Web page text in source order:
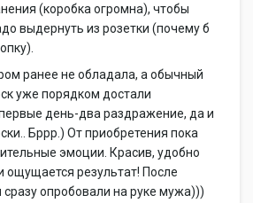
(коробка огромна), чтобы
выдернуть из розетки (почему б
ранее не обладала, а обычный
уже порядком достали
день-два раздражение, да и
Бррр.) От приобретения пока
эмоции. Красив, удобно
ощущается результат! После
сразу опробовали на руке мужа)))